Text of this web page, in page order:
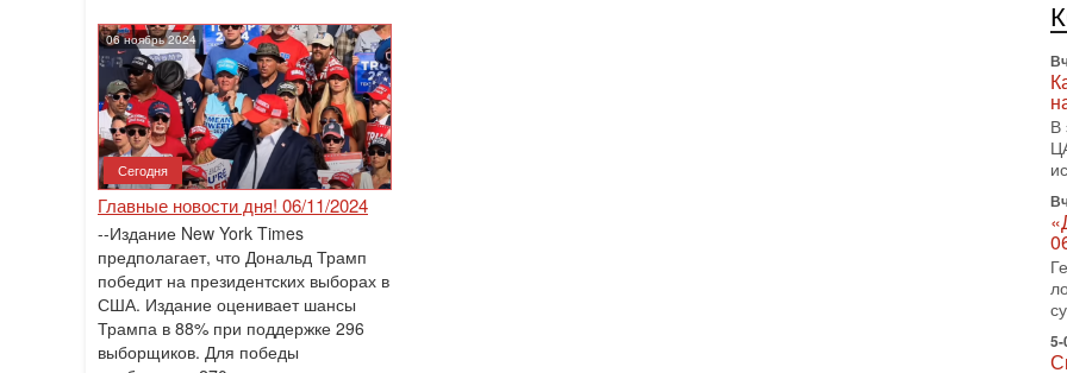
06 ноябрь 2024
Сегодня
Главные новости дня! 06/11/2024
--Издание New York Times
предполагает, что Дональд Трамп
победит на президентских выборах в
США. Издание оценивает шансы
Трампа в 88% при поддержке 296
выборщиков. Для победы
В
5-